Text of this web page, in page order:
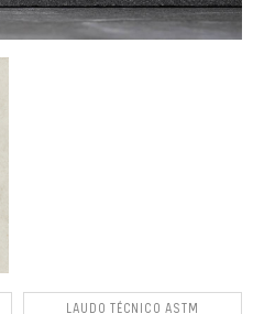
LAUDO TÉCNICO ASTM